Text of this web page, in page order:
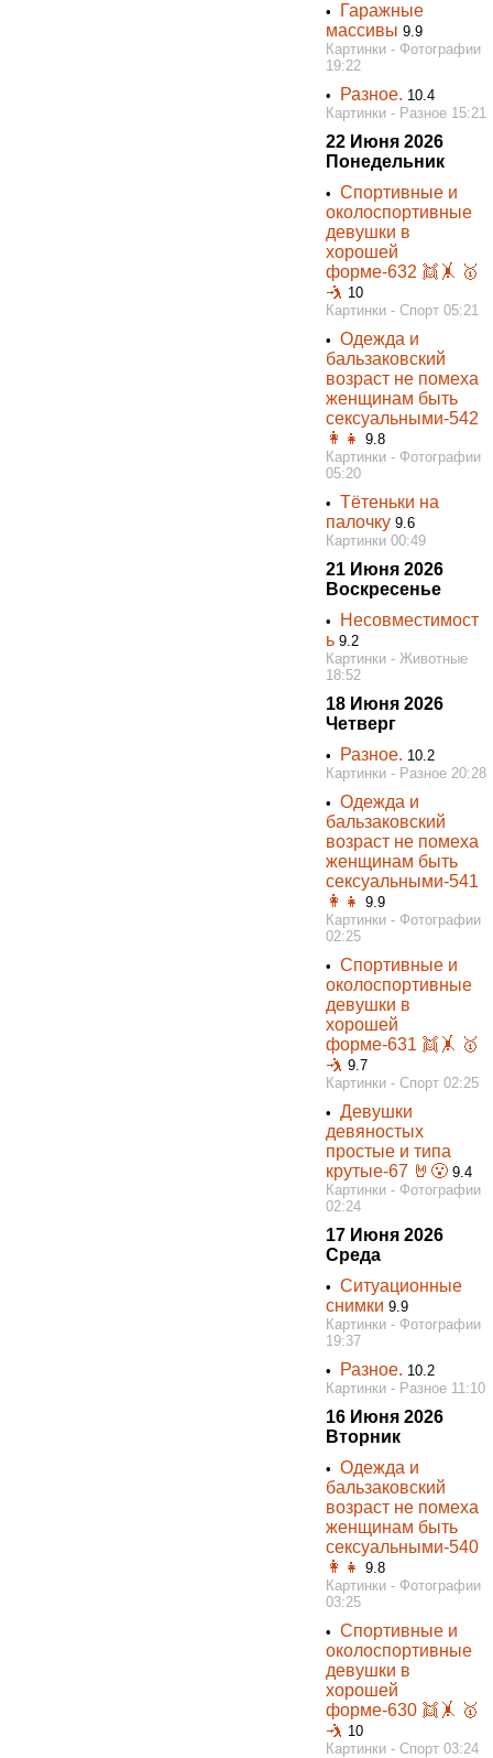
•
Гаражные
массивы 9.9
Картинки - Фотографии
19:22
•
Разное. 10.4
Картинки - Разное 15:21
22 Июня 2026
Понедельник
•Спортивные и
околоспортивные
девушки в
хорошей
форме-632 👯‍🤸 🥇
🤺 10
Картинки - Спорт 05:21
•Одежда и
бальзаковский
возраст не помеха
женщинам быть
сексуальными-542
👩👧 9.8
Картинки - Фотографии
05:20
• Тётеньки на
палочку 9.6
Картинки 00:49
21 Июня 2026
Воскресенье
•
Несовместимост
ь 9.2
Картинки - Животные
18:52
18 Июня 2026
Четверг
• Разное. 10.2
Картинки - Разное 20:28
•Одежда и
бальзаковский
возраст не помеха
женщинам быть
сексуальными-541
👩👧 9.9
Картинки - Фотографии
02:25
•Спортивные и
околоспортивные
девушки в
хорошей
форме-631 👯‍🤸 🥇
🤺 9.7
Картинки - Спорт 02:25
•Девушки
девяностых
простые и типа
крутые-67 🤘😮 9.4
Картинки - Фотографии
02:24
17 Июня 2026
Среда
•Ситуационные
снимки 9.9
Картинки - Фотографии
19:37
•
Разное. 10.2
Картинки - Разное 11:10
16 Июня 2026
Вторник
•Одежда и
бальзаковский
возраст не помеха
женщинам быть
сексуальными-540
👩👧 9.8
Картинки - Фотографии
03:25
•Спортивные и
околоспортивные
девушки в
хорошей
форме-630 👯‍🤸 🥇
🤺 10
Картинки - Спорт 03:24